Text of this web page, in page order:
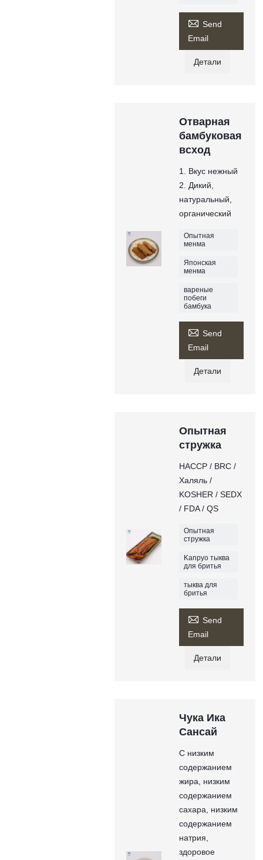
 Send
Email
Детали
Отварная
бамбуковая
всход
1. Вкус нежный
2. Дикий,
натуральный,
органический
Опытная
менма
Японская
менма
вареные
побеги
бамбука
 Send
Email
Детали
Опытная
стружка
НАССР / BRC /
Халяль /
KOSHER / SEDX
/ FDA / QS
Опытная
стружка
Kanpyo тыква
для бритья
тыква для
бритья
 Send
Email
Детали
Чука Ика
Сансай
С низким
содержанием
жира, низким
содержанием
сахара, низким
содержанием
натрия,
здоровое